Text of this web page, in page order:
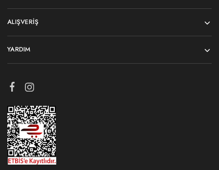
ALIŞVERIŞ
YARDIM